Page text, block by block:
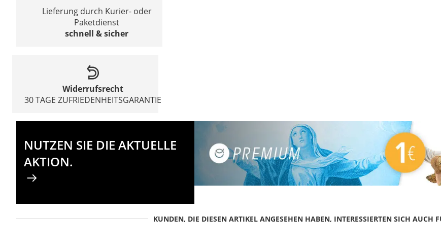
Lieferung durch Kurier- oder
Paketdienst
schnell & sicher
Widerrufsrecht
30 TAGE ZUFRIEDENHEITSGARANTIE
NUTZEN SIE DIE AKTUELLE
AKTION.
KUNDEN, DIE DIESEN ARTIKEL ANGESEHEN HABEN, INTERESSIERTEN SICH AUCH